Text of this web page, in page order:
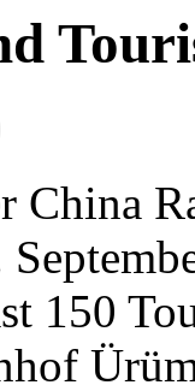
China
150